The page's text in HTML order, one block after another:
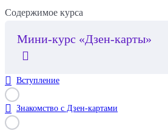
Содержимое курса
Мини-курс «Дзен-карты»
Вступление
Знакомство с Дзен-картами